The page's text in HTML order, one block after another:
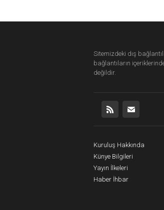
Sitemizdeki dış
bağlantıların
değildir.
Kuruluş Hakkında
Künye Bilgileri
Yayın İlkeleri
Haber İhbar